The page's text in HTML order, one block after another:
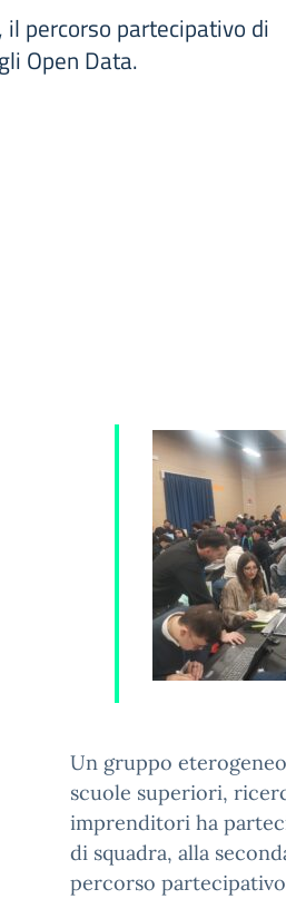
percorso partecipativo di
Open Data.
Un gruppo
scuole superiori,
imprenditori ha
di squadra, alla
percorso